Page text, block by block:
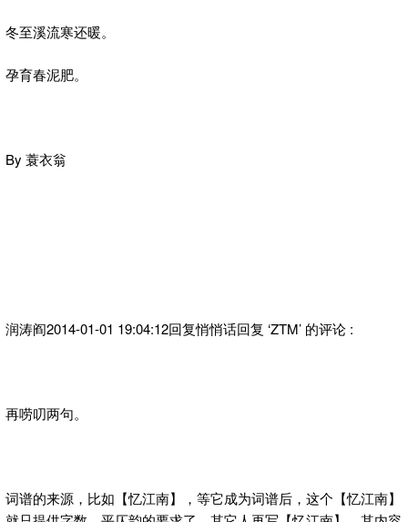
冬至溪流寒还暖。
孕育春泥肥。
By 蓑衣翁
润涛阎2014-01-01 19:04:12回复悄悄话回复 ‘ZTM’ 的评论 :
再唠叨两句。
词谱的来源，比如【忆江南】，等它成为词谱后，这个【忆江南】